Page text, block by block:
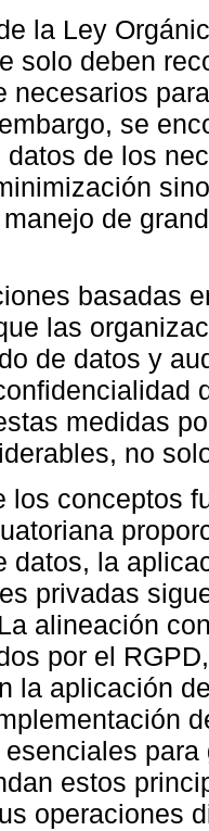
la Ley
solo deben
necesarios
se
datos de los
de
basadas
las
de datos y
medidas
no
los conceptos
datos, la
privadas
alineación
por el
la aplicación
estos
operaciones